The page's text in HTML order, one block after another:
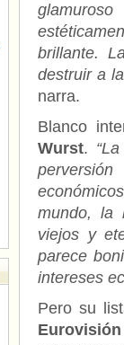
brillante.
destruir a
narra.
Blanco
Wurst.
mundo, la
viejos y
parece
intereses
Pero su